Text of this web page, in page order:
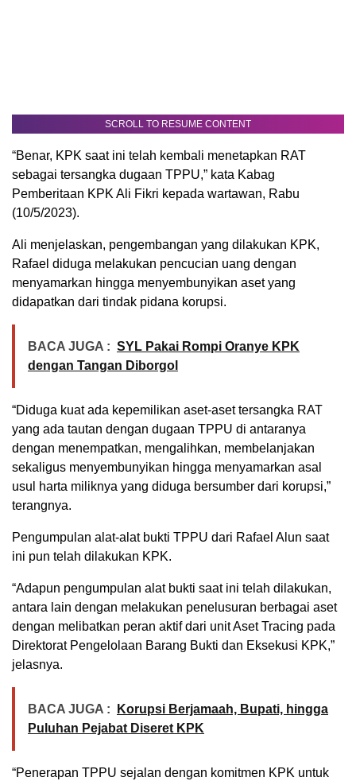
SCROLL TO RESUME CONTENT
“Benar, KPK saat ini telah kembali menetapkan RAT
sebagai tersangka dugaan TPPU,” kata Kabag
Pemberitaan KPK Ali Fikri kepada wartawan, Rabu
(10/5/2023).
Ali menjelaskan, pengembangan yang dilakukan KPK,
Rafael diduga melakukan pencucian uang dengan
menyamarkan hingga menyembunyikan aset yang
didapatkan dari tindak pidana korupsi.
BACA JUGA : SYL Pakai Rompi Oranye KPK
dengan Tangan Diborgol
“Diduga kuat ada kepemilikan aset-aset tersangka RAT
yang ada tautan dengan dugaan TPPU di antaranya
dengan menempatkan, mengalihkan, membelanjakan
sekaligus menyembunyikan hingga menyamarkan asal
usul harta miliknya yang diduga bersumber dari korupsi,”
terangnya.
Pengumpulan alat-alat bukti TPPU dari Rafael Alun saat
ini pun telah dilakukan KPK.
“Adapun pengumpulan alat bukti saat ini telah dilakukan,
antara lain dengan melakukan penelusuran berbagai aset
dengan melibatkan peran aktif dari unit Aset Tracing pada
Direktorat Pengelolaan Barang Bukti dan Eksekusi KPK,”
jelasnya.
BACA JUGA :
Korupsi Berjamaah, Bupati, hingga
Puluhan Pejabat Diseret KPK
“Penerapan TPPU sejalan dengan komitmen KPK untuk